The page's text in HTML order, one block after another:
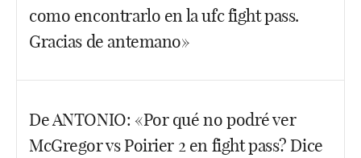
unos días que es cuando lo cuelgan.
Facebook
Twitter
WhatsApp
como encontrarlo en la ufc fight pass.
Gracias de antemano»
búsqueda. Entra en el FIGHT PASS, vete arriba a
FIGHT LIBRARY y en la lupa de ‘search’ o
De ANTONIO: «Por qué no podré ver
McGregor vs Poirier 2 en fight pass? Dice